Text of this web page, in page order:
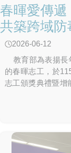
春暉愛傳遞
共築跨域防
2026-06-12
教育部為表揚長
的春暉志工，於
志工頒獎典禮暨增